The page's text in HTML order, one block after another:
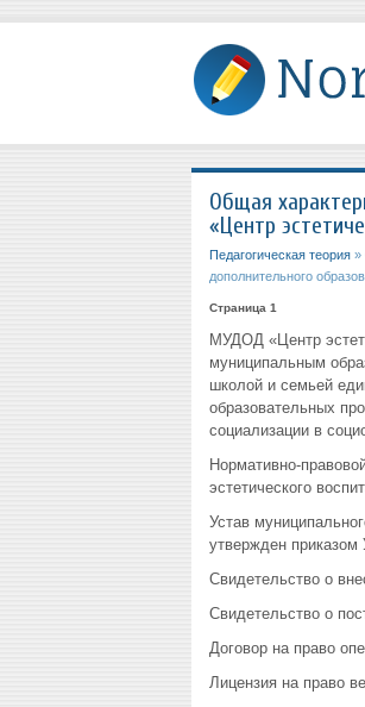
Общая
«Центр
Педагогическая теория»
дополнительного
Страница 1
МУДОД «Центр
муниципальным
школой и семьей
образовательных
социализации в
Нормативно-
эстетического
Устав
утвержден приказом
Свидетельство о
Свидетельство о
Договор на право
Лицензия на право